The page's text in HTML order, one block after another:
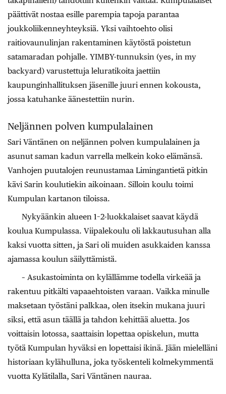
päättivät nostaa esille parempia tapoja parantaa
joukkoliikenneyhteyksiä. Yksi vaihtoehto olisi
raitiovaunulinjan rakentaminen käytöstä poistetun
satamaradan pohjalle. YIMBY-tunnuksin (yes, in my
backyard) varustettuja leluratikoita jaettiin
kaupunginhallituksen jäsenille juuri ennen kokousta,
jossa katuhanke äänestettiin nurin.
Neljännen polven kumpulalainen
Sari Väntänen on neljännen polven kumpulalainen ja
asunut saman kadun varrella melkein koko elämänsä.
Vanhojen puutalojen reunustamaa Limingantietä pitkin
kävi Sarin koulutiekin aikoinaan. Silloin koulu toimi
Kumpulan kartanon tiloissa.
Nykyäänkin alueen 1–2-luokkalaiset saavat käydä
koulua Kumpulassa. Viipalekoulu oli lakkautusuhan alla
kaksi vuotta sitten, ja Sari oli muiden asukkaiden kanssa
ajamassa koulun säilyttämistä.
– Asukastoiminta on kylällämme todella virkeää ja
rakentuu pitkälti vapaaehtoisten varaan. Vaikka minulle
maksetaan työstäni palkkaa, olen itsekin mukana juuri
siksi, että asun täällä ja tahdon kehittää aluetta. Jos
voittaisin lotossa, saattaisin lopettaa opiskelun, mutta
työtä Kumpulan hyväksi en lopettaisi ikinä. Jään mielelläni
historiaan kylähulluna, joka työskenteli kolmekymmentä
vuotta Kylätilalla, Sari Väntänen nauraa.